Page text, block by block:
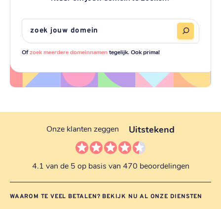
Ofzoek meerdere domeinnamentegelijk. Ook prima!
Onze klanten zeggen Uitstekend
4.1 van de 5 op basis van 470 beoordelingen
WAAROM TE VEEL BETALEN? BEKIJK NU AL ONZE DIENSTEN